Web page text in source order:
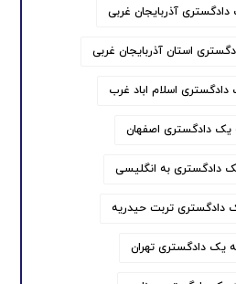
آذربایجان غربی
استان آذربایجان غربی
دادگستری اسلام اباد غرب
یک دادگستری اصفهان
دادگستری به انگلیسی
دادگستری تربت حیدریه
یک دادگستری تهران